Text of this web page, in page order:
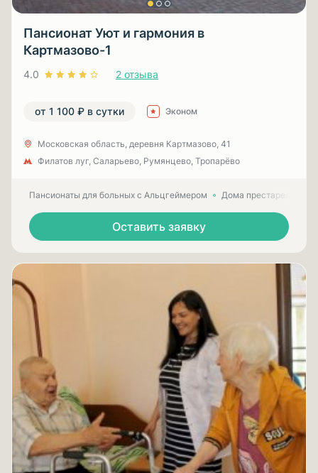
Пансионат Уют и гармония в
Картмазово-1
4.0 2 отзыва
от 1 100 ₽ в сутки Эконом
Московская область, деревня Картмазово, 41
Филатов луг, Саларьево, Румянцево, Тропарёво
Пансионаты для больных с Альцгеймером Дома престарелых
Оставить заявку